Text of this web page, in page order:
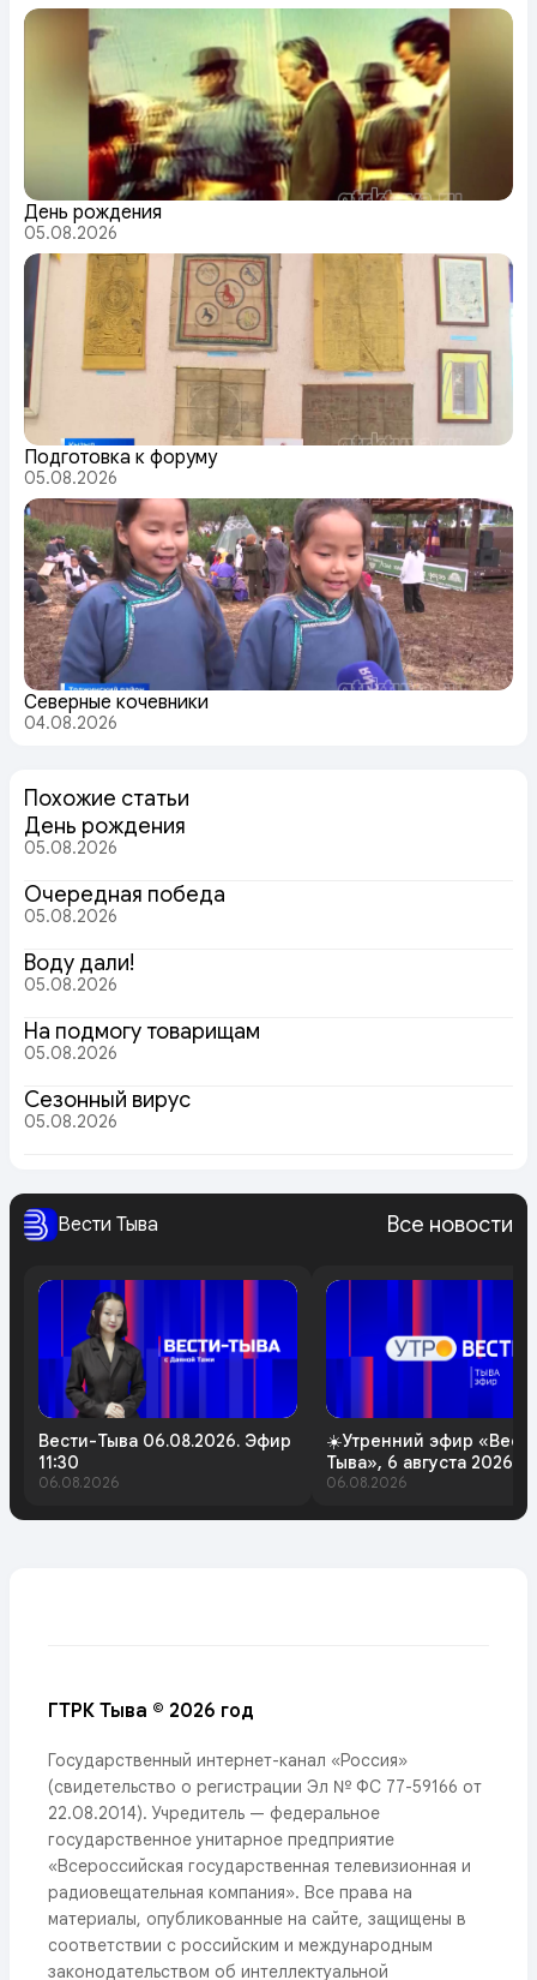
День рождения
05.08.2026
Подготовка к форуму
05.08.2026
Северные кочевники
04.08.2026
Похожие статьи
День рождения
05.08.2026
Очередная победа
05.08.2026
Воду дали!
05.08.2026
На подмогу товарищам
05.08.2026
Сезонный вирус
05.08.2026
Вести Тыва Все новости
Вести-Тыва 06.08.2026. Эфир
11:30
06.08.2026
☀️Утренний эфир
Тыва», 6 августа 2026
06.08.2026
ГТРК Тыва © 2026 год
Государственный интернет-канал «Россия»
(свидетельство о регистрации Эл № ФС 77-59166 от
22.08.2014). Учредитель — федеральное
государственное унитарное предприятие
«Всероссийская государственная телевизионная и
радиовещательная компания». Все права на
материалы, опубликованные на сайте, защищены в
соответствии с российским и международным
законодательством об интеллектуальной